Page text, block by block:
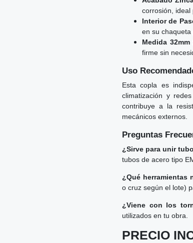
corrosión, ideal
Interior de
en su chaqueta
Medida
firme sin
Uso
Esta copla es
climatización y
contribuye a la
mecánicos externos.
Preguntas
¿Sirve para unir
tubos de acero tipo
¿Qué herramientas
o cruz según el lote)
¿Viene con los
utilizados en tu obra.
PRECIO